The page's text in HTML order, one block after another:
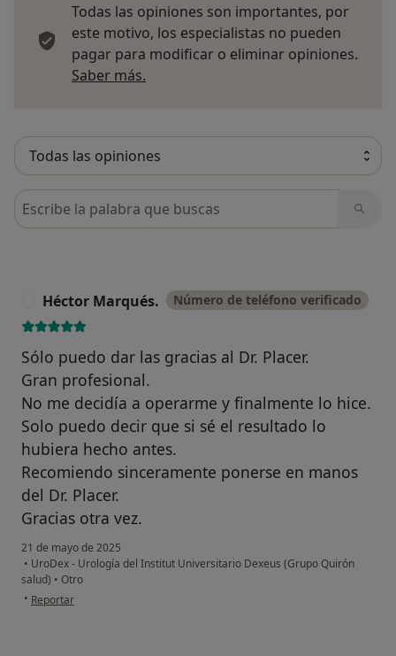
Todas las opiniones son importantes, por
este motivo, los especialistas no pueden
pagar para modificar o eliminar opiniones.
Saber más.
Busca en opiniones
Héctor Marqués. Número de teléfono verificado
Sólo puedo dar las gracias al Dr. Placer.
Gran profesional.
No me decidía a operarme y finalmente lo hice.
Solo puedo decir que si sé el resultado lo
hubiera hecho antes.
Recomiendo sinceramente ponerse en manos
del Dr. Placer.
Gracias otra vez.
21 de mayo de 2025
• UroDex - Urología del Institut Universitario Dexeus (Grupo Quirón
salud) • Otro
• en opinión del usuario Héctor Marqués.
Reportar